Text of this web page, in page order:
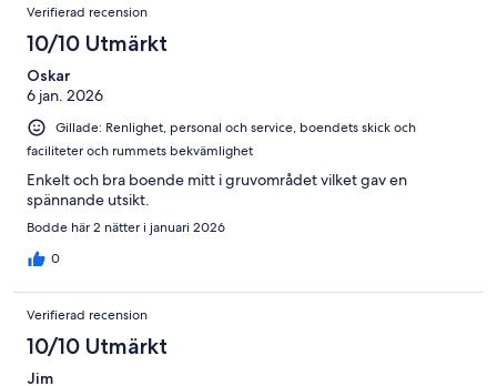
recensioner
287
recensioner
Verifierad recension
10/10 Utmärkt
Oskar
6 jan. 2026
Gillade: Renlighet, personal och service, boendets skick och
faciliteter och rummets bekvämlighet
Enkelt och bra boende mitt i gruvområdet vilket gav en
spännande utsikt.
Bodde här 2 nätter i januari 2026
0
Verifierad recension
10/10 Utmärkt
Jim